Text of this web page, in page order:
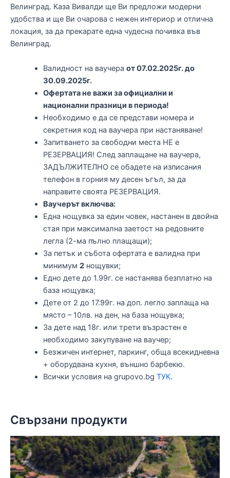
Велинград. Каза Вивалди ще Ви предложи модерни
удобства и ще Ви очарова с нежен интериор и отлична
локация, за да прекарате една чудесна почивка във
Велинград.
Валидност на ваучера от 07.02.2025г. до
30.09.2025г.
Офертата не важи за официални и
национални празници в периода!
Необходимо е да се представи номера и
секретния код на ваучера при настаняване!
Запитването за свободни места НЕ е
РЕЗЕРВАЦИЯ! След заплащане на ваучера,
ЗАДЪЛЖИТЕЛНО се обадете на изписания
телефон в горния му десен ъгъл, за да
направите своята РЕЗЕРВАЦИЯ.
Ваучерът включва:
Една нощувка за един човек, настанен в двойна
стая при максимална заетост на редовните
легла (2-ма пълно плащащи);
За петък и събота офертата е валидна при
минимум 2нощувки;
Едно дете до 1.99г. се настанява безплатно на
база нощувка;
Дете от 2 до 17.99г. на доп. легло заплаща на
място – 10лв. на ден, на база нощувка;
За дете над 18г. или трети възрастен е
необходимо закупуване на ваучер;
Безжичен интернет, паркинг, обща всекидневна
+ оборудвана кухня, външно барбекю.
Всички условия на grupovo.bg ТУК.
Свързани продукти